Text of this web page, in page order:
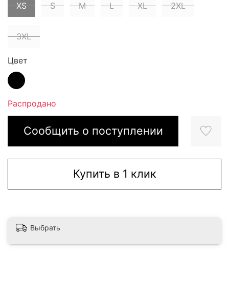
Сообщить о поступлении
Купить в 1 клик
XS S M L XL 2XL
3XL
Цвет
Распродано
Выбрать